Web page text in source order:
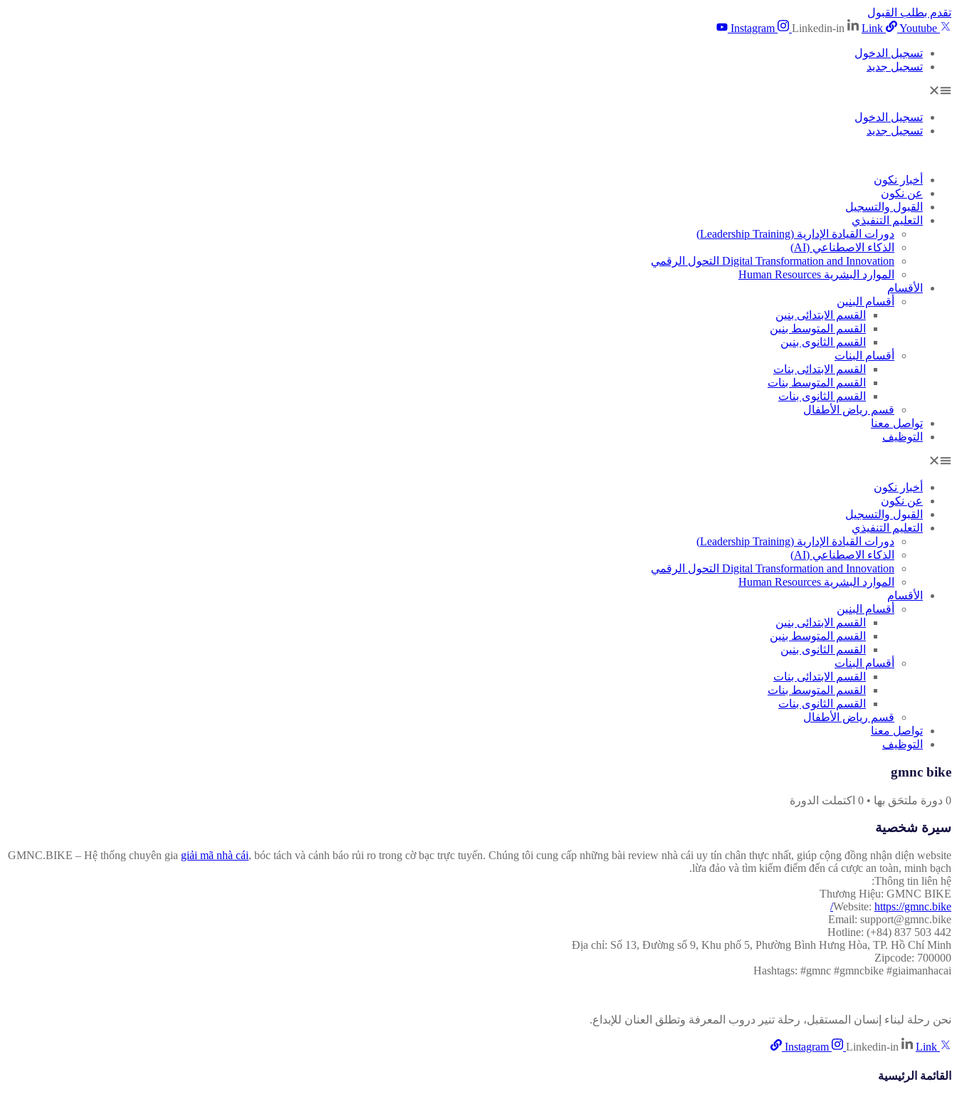
تقدم بطلب القبول
Instagram
Linkedin-in Link Youtube
تسجيل الدخول
تسجيل جديد
تسجيل الدخول
تسجيل جديد
أخبار نكون
عن نكون
القبول والتسجيل
التعليم التنفيذي
دورات القيادة الإدارية (Leadership Training)
الذكاء الاصطناعي (AI)
Digital Transformation and Innovation التحول الرقمي
الموارد البشرية Human Resources
الأقسام
أقسام البنين
القسم الابتدائى بنين
القسم المتوسط بنين
القسم الثانوى بنين
أقسام البنات
القسم الابتدائى بنات
القسم المتوسط بنات
القسم الثانوى بنات
قسم رياض الأطفال
تواصل معنا
التوظيف
أخبار نكون
عن نكون
القبول والتسجيل
التعليم التنفيذي
دورات القيادة الإدارية (Leadership Training)
الذكاء الاصطناعي (AI)
Digital Transformation and Innovation التحول الرقمي
الموارد البشرية Human Resources
الأقسام
أقسام البنين
القسم الابتدائى بنين
القسم المتوسط بنين
القسم الثانوى بنين
أقسام البنات
القسم الابتدائى بنات
القسم المتوسط بنات
القسم الثانوى بنات
قسم رياض الأطفال
تواصل معنا
التوظيف
gmnc bike
0 دورة ملتحَق بها •
0 اكتملت الدورة
سيرة شخصية
GMNC.BIKE – Hệ thống chuyên gia giải mã nhà cái, bóc tách và cảnh báo rủi ro trong cờ bạc trực tuyến. Chúng tôi cung cấp những bài review nhà cái uy tín chân thực nhất, giúp cộng đồng nhận diện website
lừa đảo và tìm kiếm điểm đến cá cược an toàn, minh bạch.
Thông tin liên hệ:
Thương Hiệu: GMNC BIKE
Website: https://gmnc.bike/
Email: support@gmnc.bike
Hotline: (+84) 837 503 442
Địa chỉ: Số 13, Đường số 9, Khu phố 5, Phường Bình Hưng Hòa, TP. Hồ Chí Minh
Zipcode: 700000
Hashtags: #gmnc #gmncbike #giaimanhacai
نحن رحلة لبناء إنسان المستقبل، رحلة تنير دروب المعرفة وتطلق العنان للإبداع.
Instagram Linkedin-in Link
القائمة الرئيسية